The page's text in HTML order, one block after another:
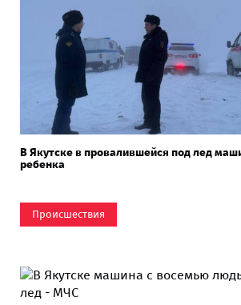
В Якутске в провалившейся под лед
ребенка
Происшествия